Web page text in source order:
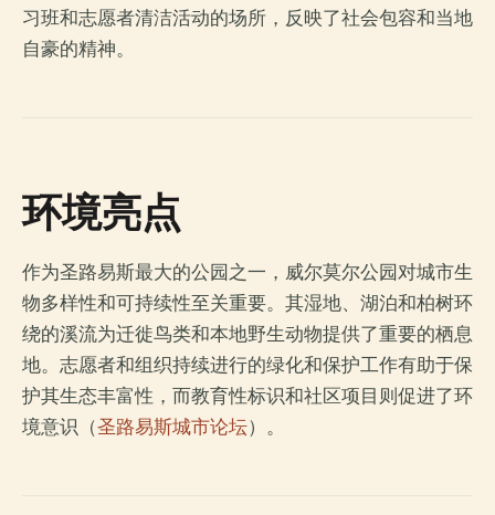
习班和志愿者清洁活动的场所，反映了社会包容和当地
自豪的精神。
环境亮点
作为圣路易斯最大的公园之一，威尔莫尔公园对城市生
物多样性和可持续性至关重要。其湿地、湖泊和柏树环
绕的溪流为迁徙鸟类和本地野生动物提供了重要的栖息
地。志愿者和组织持续进行的绿化和保护工作有助于保
护其生态丰富性，而教育性标识和社区项目则促进了环
境意识（圣路易斯城市论坛）。